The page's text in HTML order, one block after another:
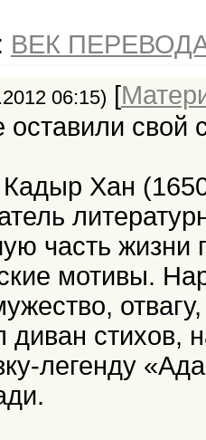
ВЕК
06:15) [
оставили свой
Хан
часть жизни
мотивы.
диван стихов,
легенду